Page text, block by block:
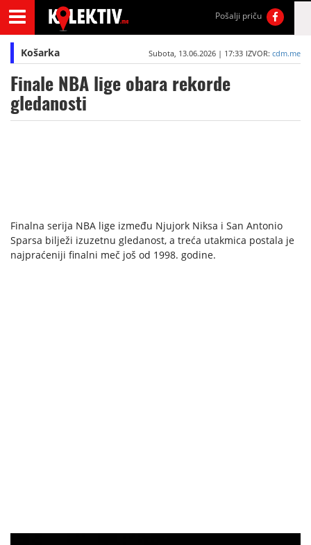
Pošalji priču
Košarka Subota, 13.06.2026 | 17:33 IZVOR: cdm.me
Finale NBA lige obara rekorde
gledanosti
Finalna serija NBA lige između Njujork Niksa i San Antonio
Sparsa bilježi izuzetnu gledanost, a treća utakmica postala je
najpraćeniji finalni meč još od 1998. godine.